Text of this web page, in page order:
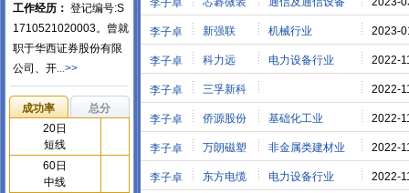
工作经历： 登记编号:S
1710521020003。曾就
职于华西证券股份有限
公司、开...>>
成功率
总分
20日
短线
60日
中线
李子卓
李子卓 新强联 机械行业 2023-
李子卓 科力远 电力设备行业 2022-
李子卓 三孚新科 2022-
李子卓 侨源股份 基础化工业 2022-
李子卓 万朗磁塑 非金属类建材业 2022-
李子卓 东方电缆 电力设备行业 2022-